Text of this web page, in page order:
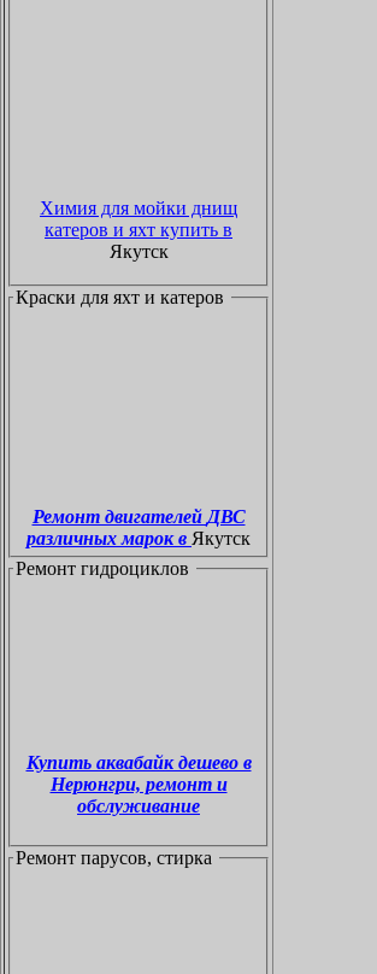
Химия для мойки днищ
катеров и яхт купить в
Якутск
Краски для яхт и катеров
Ремонт двигателей ДВС
различных марок в Якутск
Ремонт гидроциклов
Купить аквабайк дешево в
Нерюнгри, ремонт и
обслуживание
Ремонт парусов, стирка